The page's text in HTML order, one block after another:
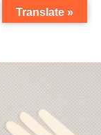
Translate »